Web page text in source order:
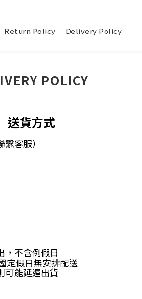
Return Policy Delivery Policy
POLICY
送貨方式
客服）
，不含例假日
定假日無安排配送
可能延遲出貨